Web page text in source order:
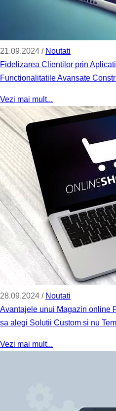
21.09.2024 / Noutati
Fidelizarea Clientilor prin
Functionalitatile Avansate
Vezi mai mult...
28.09.2024 / Noutati
Avantajele unui Magazin online
sa alegi Solutii Custom si nu
Vezi mai mult...